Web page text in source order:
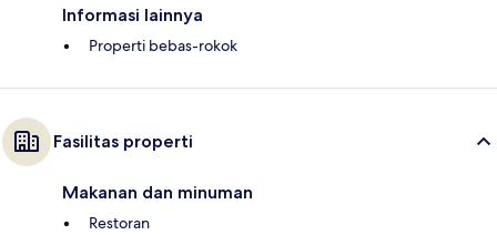
Informasi lainnya
Properti bebas-rokok
Fasilitas properti
Makanan dan minuman
Restoran